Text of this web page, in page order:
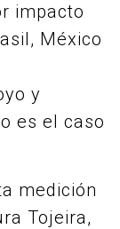
impacto
México
y
es el caso
medición
Tojeira,